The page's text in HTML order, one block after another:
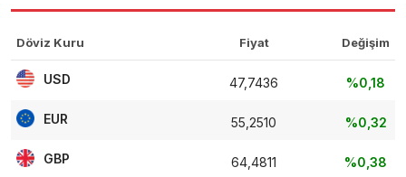
Döviz Kuru Fiyat Değişim
USD 47,7436 %0,18
EUR 55,2510 %0,32
GBP 64,4811 %0,38